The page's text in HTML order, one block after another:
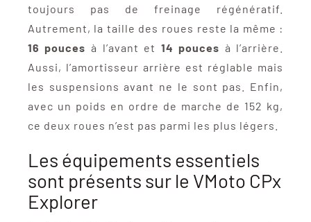
toujours pas de freinage régénératif.
Autrement, la taille des roues reste la même :
16 pouces à l’avant et 14 pouces à l’arrière.
Aussi, l’amortisseur arrière est réglable mais
les suspensions avant ne le sont pas. Enfin,
avec un poids en ordre de marche de 152 kg,
ce deux roues n’est pas parmi les plus légers.
Les équipements essentiels
sont présents sur le VMoto CPx
Explorer